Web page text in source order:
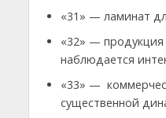
«31» — ламинат
«32» —
наблюдается
«33» —
существенной